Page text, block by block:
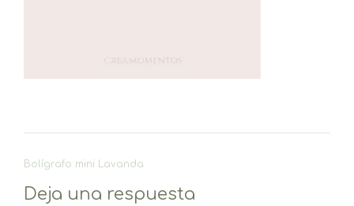
Navegación
entradas
Bolígrafo mini Lavanda
Deja una respuesta